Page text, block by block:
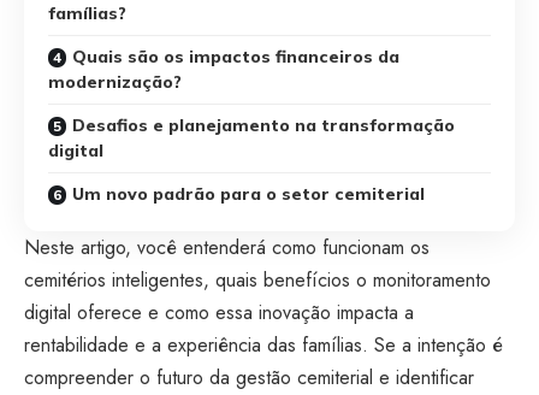
famílias?
Quais são os impactos financeiros da
modernização?
Desafios e planejamento na transformação
digital
Um novo padrão para o setor cemiterial
Neste artigo, você entenderá como funcionam os
cemitérios inteligentes, quais benefícios o monitoramento
digital oferece e como essa inovação impacta a
rentabilidade e a experiência das famílias. Se a intenção é
compreender o futuro da gestão cemiterial e identificar